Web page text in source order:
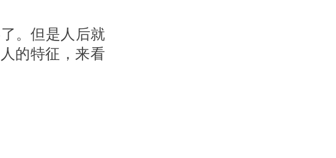
。但是人后就
的特征，来看